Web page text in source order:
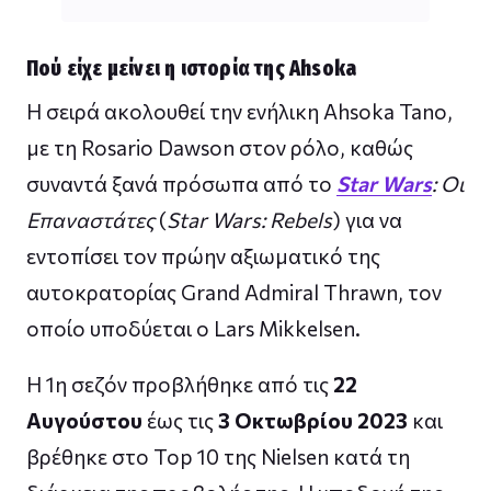
Πού είχε μείνει η ιστορία της Ahsoka
Η σειρά ακολουθεί την ενήλικη Ahsoka Tano,
με τη Rosario Dawson στον ρόλο, καθώς
συναντά ξανά πρόσωπα από το Star Wars: Οι
Επαναστάτες(Star Wars: Rebels) για να
εντοπίσει τον πρώην αξιωματικό της
αυτοκρατορίας Grand Admiral Thrawn, τον
οποίο υποδύεται ο Lars Mikkelsen.
Η 1η σεζόν προβλήθηκε από τις 22
Αυγούστου έως τις3 Οκτωβρίου 2023 και
βρέθηκε στο Top 10 της Nielsen κατά τη